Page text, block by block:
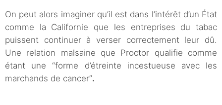
On peut alors imaginer qu’il est dans l’intérêt d’un État
comme la Californie que les entreprises du tabac
puissent continuer à verser correctement leur dû.
Une relation malsaine que Proctor qualifie comme
étant une “forme d’étreinte incestueuse avec les
marchands de cancer”.